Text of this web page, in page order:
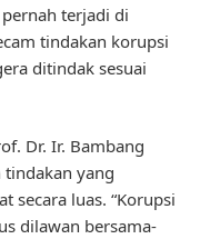
terjadi di
tindakan korupsi
ditindak sesuai
Dr. Ir. Bambang
tindakan yang
secara luas. “Korupsi
dilawan bersama-